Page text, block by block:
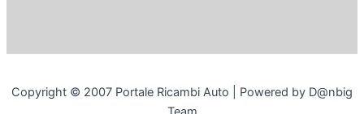
Copyright © 2007 Portale Ricambi Auto | Powered by D@nbig